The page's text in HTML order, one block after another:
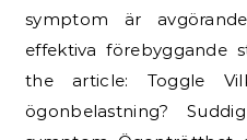
symptom är
effektiva förebyggande
the article: Toggle
ögonbelastning?